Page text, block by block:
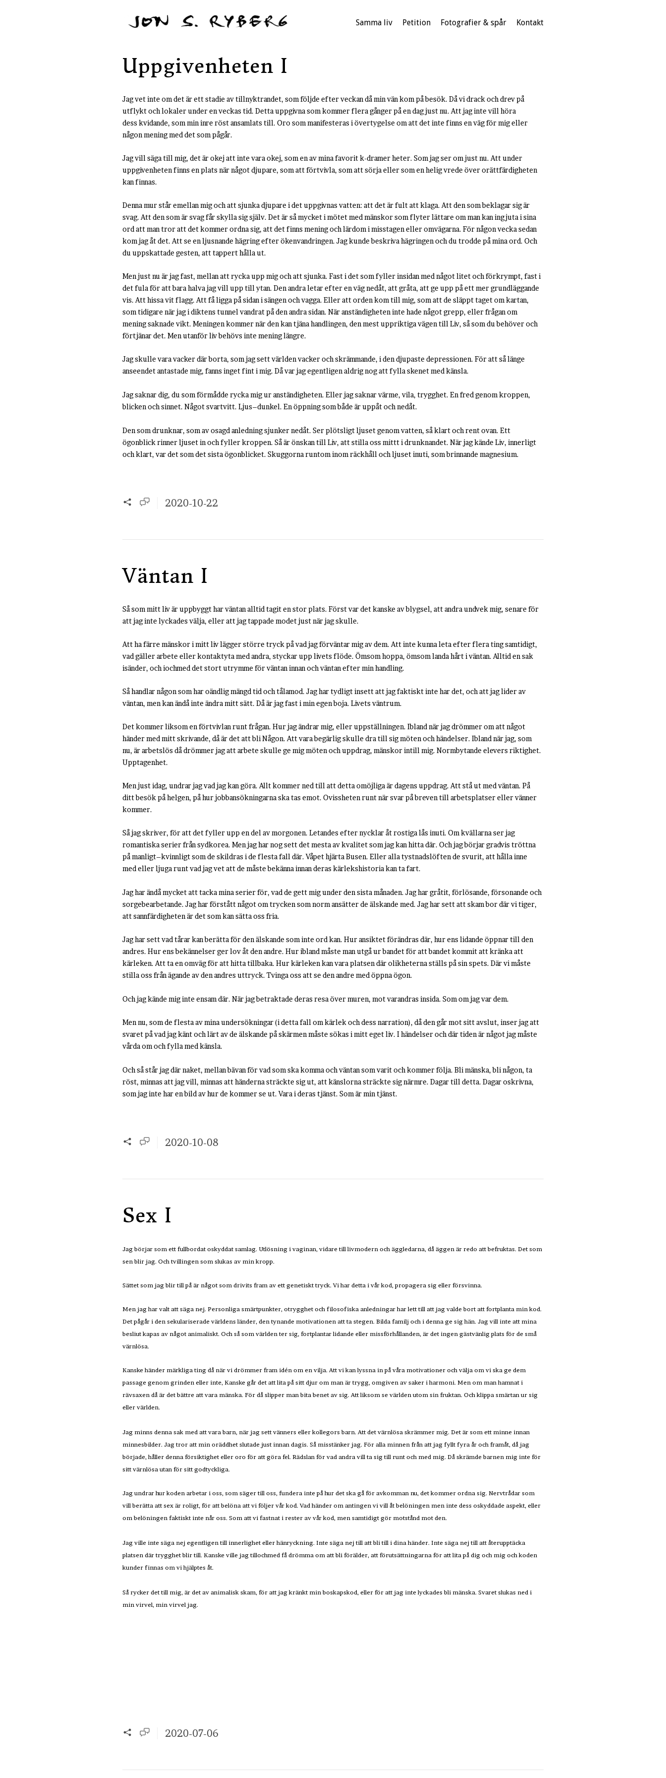
Samma liv Petition Fotografier & spår Kontakt
Uppgivenheten I
Jag vet inte om det är ett stadie av tillnyktrandet, som följde efter veckan då min vän kom på besök. Då vi drack och drev på
utflykt och lokaler under en veckas tid. Detta uppgivna som kommer flera gånger på en dag just nu. Att jag inte vill höra
dess kvidande, som min inre röst ansamlats till. Oro som manifesteras i övertygelse om att det inte finns en väg för mig eller
någon mening med det som pågår.
Jag vill säga till mig, det är okej att inte vara okej, som en av mina favorit k-dramer heter. Som jag ser om just nu. Att under
uppgivenheten finns en plats när något djupare, som att förtvivla, som att sörja eller som en helig vrede över orättfärdigheten
kan finnas.
Denna mur står emellan mig och att sjunka djupare i det uppgivnas vatten: att det är fult att klaga. Att den som beklagar sig är
svag. Att den som är svag får skylla sig själv. Det är så mycket i mötet med mänskor som flyter lättare om man kan ingjuta i sina
ord att man tror att det kommer ordna sig, att det finns mening och lärdom i misstagen eller omvägarna. För någon vecka sedan
kom jag åt det. Att se en ljusnande hägring efter ökenvandringen. Jag kunde beskriva hägringen och du trodde på mina ord. Och
du uppskattade gesten, att tappert hålla ut.
Men just nu är jag fast, mellan att rycka upp mig och att sjunka. Fast i det som fyller insidan med något litet och förkrympt, fast i
det fula för att bara halva jag vill upp till ytan. Den andra letar efter en väg nedåt, att gråta, att ge upp på ett mer grundläggande
vis. Att hissa vit flagg. Att få ligga på sidan i sängen och vagga. Eller att orden kom till mig, som att de släppt taget om kartan,
som tidigare när jag i diktens tunnel vandrat på den andra sidan. När anständigheten inte hade något grepp, eller frågan om
mening saknade vikt. Meningen kommer när den kan tjäna handlingen, den mest uppriktiga vägen till Liv, så som du behöver och
förtjänar det. Men utanför liv behövs inte mening längre.
Jag skulle vara vacker där borta, som jag sett världen vacker och skrämmande, i den djupaste depressionen. För att så länge
anseendet antastade mig, fanns inget fint i mig. Då var jag egentligen aldrig nog att fylla skenet med känsla.
Jag saknar dig, du som förmådde rycka mig ur anständigheten. Eller jag saknar värme, vila, trygghet. En fred genom kroppen,
blicken och sinnet. Något svartvitt. Ljus–dunkel. En öppning som både är uppåt och nedåt.
Den som drunknar, som av osagd anledning sjunker nedåt. Ser plötsligt ljuset genom vatten, så klart och rent ovan. Ett
ögonblick rinner ljuset in och fyller kroppen. Så är önskan till Liv, att stilla oss mittt i drunknandet. När jag kände Liv, innerligt
och klart, var det som det sista ögonblicket. Skuggorna runtom inom räckhåll och ljuset inuti, som brinnande magnesium.
2020-10-22
Väntan I
Så som mitt liv är uppbyggt har väntan alltid tagit en stor plats. Först var det kanske av blygsel, att andra undvek mig, senare för
att jag inte lyckades välja, eller att jag tappade modet just när jag skulle.
Att ha färre mänskor i mitt liv lägger större tryck på vad jag förväntar mig av dem. Att inte kunna leta efter flera ting samtidigt,
vad gäller arbete eller kontaktyta med andra, styckar upp livets flöde. Ömsom hoppa, ömsom landa hårt i väntan. Alltid en sak
isänder, och iochmed det stort utrymme för väntan innan och väntan efter min handling.
Så handlar någon som har oändlig mängd tid och tålamod. Jag har tydligt insett att jag faktiskt inte har det, och att jag lider av
väntan, men kan ändå inte ändra mitt sätt. Då är jag fast i min egen boja. Livets väntrum.
Det kommer liksom en förtvivlan runt frågan. Hur jag ändrar mig, eller uppställningen. Ibland när jag drömmer om att något
händer med mitt skrivande, då är det att bli Någon. Att vara begärlig skulle dra till sig möten och händelser. Ibland när jag, som
nu, är arbetslös då drömmer jag att arbete skulle ge mig möten och uppdrag, mänskor intill mig. Normbytande elevers riktighet.
Upptagenhet.
Men just idag, undrar jag vad jag kan göra. Allt kommer ned till att detta omöjliga är dagens uppdrag. Att stå ut med väntan. På
ditt besök på helgen, på hur jobbansökningarna ska tas emot. Ovissheten runt när svar på breven till arbetsplatser eller vänner
kommer.
Så jag skriver, för att det fyller upp en del av morgonen. Letandes efter nycklar åt rostiga lås inuti. Om kvällarna ser jag
romantiska serier från sydkorea. Men jag har nog sett det mesta av kvalitet som jag kan hitta där. Och jag börjar gradvis tröttna
på manligt–kvinnligt som de skildras i de flesta fall där. Våpet hjärta Busen. Eller alla tystnadslöften de svurit, att hålla inne
med eller ljuga runt vad jag vet att de måste bekänna innan deras kärlekshistoria kan ta fart.
Jag har ändå mycket att tacka mina serier för, vad de gett mig under den sista månaden. Jag har gråtit, förlösande, försonande och
sorgebearbetande. Jag har förstått något om trycken som norm ansätter de älskande med. Jag har sett att skam bor där vi tiger,
att sannfärdigheten är det som kan sätta oss fria.
Jag har sett vad tårar kan berätta för den älskande som inte ord kan. Hur ansiktet förändras där, hur ens lidande öppnar till den
andres. Hur ens bekännelser ger lov åt den andre. Hur ibland måste man utgå ur bandet för att bandet kommit att kränka att
kärleken. Att ta en omväg för att hitta tillbaka. Hur kärleken kan vara platsen där olikheterna ställs på sin spets. Där vi måste
stilla oss från ägande av den andres uttryck. Tvinga oss att se den andre med öppna ögon.
Och jag kände mig inte ensam där. När jag betraktade deras resa över muren, mot varandras insida. Som om jag var dem.
Men nu, som de flesta av mina undersökningar (i detta fall om kärlek och dess narration), då den går mot sitt avslut, inser jag att
svaret på vad jag känt och lärt av de älskande på skärmen måste sökas i mitt eget liv. I händelser och där tiden är något jag måste
vårda om och fylla med känsla.
Och så står jag där naket, mellan bävan för vad som ska komma och väntan som varit och kommer följa. Bli mänska, bli någon, ta
röst, minnas att jag vill, minnas att händerna sträckte sig ut, att känslorna sträckte sig närmre. Dagar till detta. Dagar oskrivna,
som jag inte har en bild av hur de kommer se ut. Vara i deras tjänst. Som är min tjänst.
2020-10-08
Sex I
Jag börjar som ett fullbordat oskyddat samlag. Utlösning i vaginan, vidare till livmodern och äggledarna, då äggen är redo att befruktas. Det som
sen blir jag. Och tvillingen som slukas av min kropp.
Sättet som jag blir till på är något som drivits fram av ett genetiskt tryck. Vi har detta i vår kod, propagera sig eller försvinna.
Men jag har valt att säga nej. Personliga smärtpunkter, otrygghet och filosofiska anledningar har lett till att jag valde bort att fortplanta min kod.
Det pågår i den sekulariserade världens länder, den tynande motivationen att ta stegen. Bilda familj och i denna ge sig hän. Jag vill inte att mina
besliut kapas av något animaliskt. Och så som världen ter sig, fortplantar lidande eller missförhållanden, är det ingen gästvänlig plats för de små
värnlösa.
Kanske händer märkliga ting då när vi drömmer fram idén om en vilja. Att vi kan lyssna in på våra motivationer och välja om vi ska ge dem
passage genom grinden eller inte, Kanske går det att lita på sitt djur om man är trygg, omgiven av saker i harmoni. Men om man hamnat i
rävsaxen då är det bättre att vara mänska. För då slipper man bita benet av sig. Att liksom se världen utom sin fruktan. Och klippa smärtan ur sig
eller världen.
Jag minns denna sak med att vara barn, när jag sett vänners eller kollegors barn. Att det värnlösa skrämmer mig. Det är som ett minne innan
minnesbilder. Jag tror att min oräddhet slutade just innan dagis. Så misstänker jag. För alla minnen från att jag fyllt fyra år och framåt, då jag
började, håller denna försiktighet eller oro för att göra fel. Rädslan för vad andra vill ta sig till runt och med mig. Då skrämde barnen mig inte för
sitt värnlösa utan för sitt godtyckliga.
Jag undrar hur koden arbetar i oss, som säger till oss, fundera inte på hur det ska gå för avkomman nu, det kommer ordna sig. Nervtrådar som
vill berätta att sex är roligt, för att belöna att vi följer vår kod. Vad händer om antingen vi vill åt belöningen men inte dess oskyddade aspekt, eller
om belöningen faktiskt inte når oss. Som att vi fastnat i rester av vår kod, men samtidigt gör motstånd mot den.
Jag ville inte säga nej egentligen till innerlighet eller hänryckning. Inte säga nej till att bli till i dina händer. Inte säga nej till att återupptäcka
platsen där trygghet blir till. Kanske ville jag tillochmed få drömma om att bli förälder, att förutsättningarna för att lita på dig och mig och koden
kunder finnas om vi hjälptes åt.
Så rycker det till mig, är det av animalisk skam, för att jag kränkt min boskapskod, eller för att jag inte lyckades bli mänska. Svaret slukas ned i
min virvel, min virvel jag.
2020-07-06